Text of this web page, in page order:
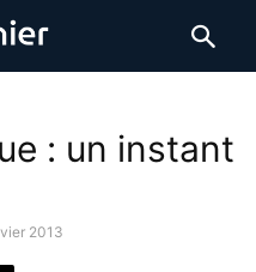
: un instant
2013